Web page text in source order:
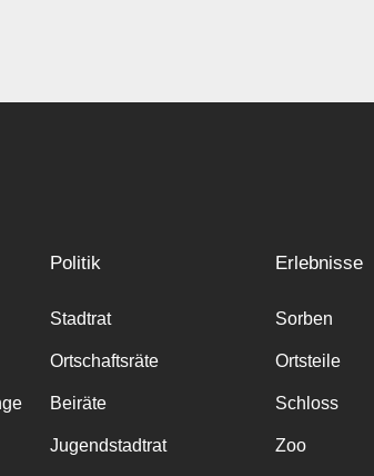
Politik
Stadtrat
Ortschaftsräte
Beiräte
Jugendstadtrat
Erlebnisse
Sorben
Ortsteile
Schloss
Zoo